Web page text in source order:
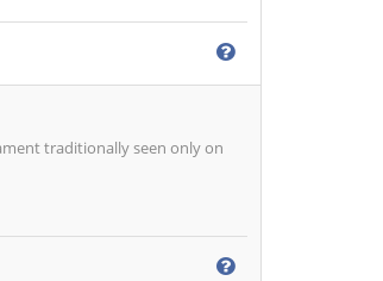
traditionally seen only on